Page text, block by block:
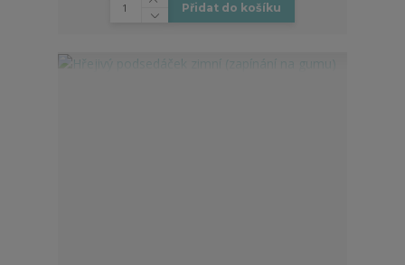
Přidat do košíku